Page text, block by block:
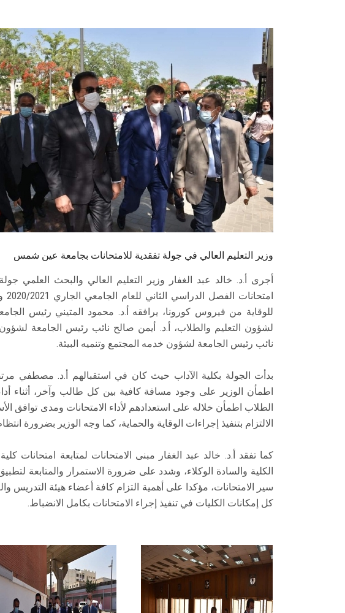
وزير التعليم العالي في جولة تفقدية للامتحانات بجامعة عين شمس
أجرى أ.د. خالد عبد الغفار وزير التعليم العالي والبحث العلمي
للوقاية من فيروس كورونا، يرافقه أ.د. محمود المتيني رئيس
لشؤون التعليم والطلاب، أ.د. أيمن صالح نائب رئيس الجامعة لشؤون
نائب رئيس الجامعة لشؤون خدمه المجتمع وتنميه البيئة.
بدأت الجولة بكلية الآداب حيث كان في استقبالهم أ.د. مصطفي
اطمأن الوزير على وجود مسافة كافية بين كل طالب وآخر، أثناء
الطلاب اطمأن خلاله على استعدادهم لأداء الامتحانات ومدى توافق
الالتزام بتنفيذ إجراءات الوقاية والحماية، كما وجه الوزير بضرورة
كما تفقد أ.د. خالد عبد الغفار مبنى الامتحانات لمتابعة امتحانات
الكلية والسادة الوكلاء، وشدد على ضرورة الاستمرار والمتابعة
سير الامتحانات، مؤكدا على أهمية التزام كافة أعضاء هيئة التدريس
كل إمكانات الكليات في تنفيذ إجراء الامتحانات بكامل الانضباط.